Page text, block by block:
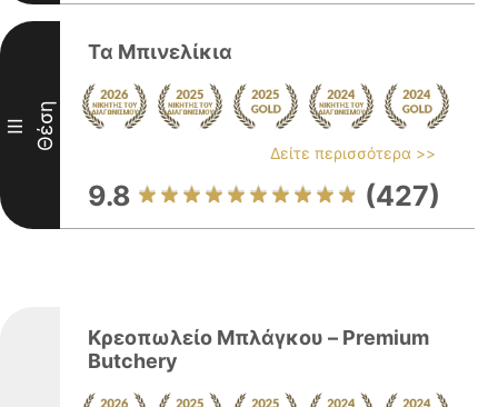
III Θέση
Τα Μπινελίκια
Δείτε περισσότερα >>
9.8 (427)
Κρεοπωλείο Μπλάγκου – Premium
Butchery